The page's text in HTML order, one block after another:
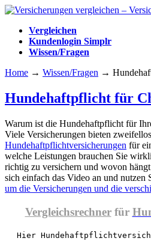
Vergleichen
Kundenlogin Simplr
Wissen/Fragen
Home → Wissen/Fragen →
Hundehaftpflicht für
Warum ist die Hundehaftpflicht für
Viele Versicherungen bieten
Hundehaftpflichtversicherungen für
welche Leistungen brauchen Sie
richtig zu versichern und wovon
sich einfach das Video an und nutzen
⁣um die Versicherungen und die
Vergleichsrechnerfür
Hier